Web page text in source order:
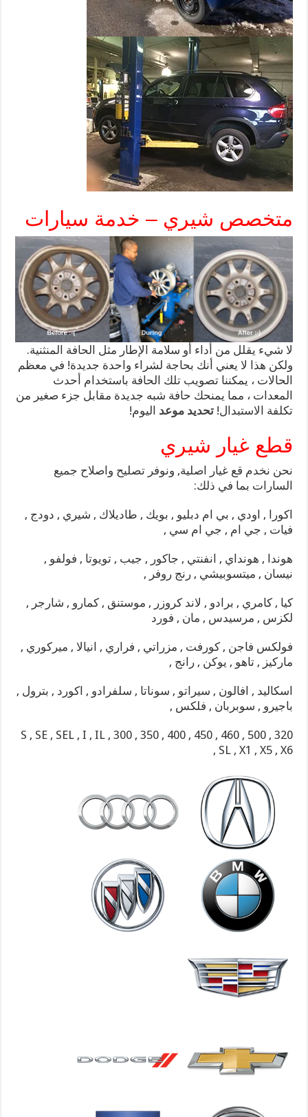
متخصص شيري – خدمة سيارات
لا شيء يقلل من أداء أو سلامة الإطار مثل الحافة المنثنية.
ولكن هذا لا يعني أنك بحاجة لشراء واحدة جديدة! في معظم
الحالات ، يمكننا تصويب تلك الحافة باستخدام أحدث
المعدات ، مما يمنحك حافة شبه جديدة مقابل جزء صغير من
تكلفة الاستبدال!تحديد موعد اليوم!
قطع غيار شيري
نحن نخدم قع غيار اصلية, ونوفر تصليح واصلاح جميع
السارات بما في ذلك:
اكورا , اودي , بي ام دبليو , بويك , طاديلاك , شيري , دودج ,
فيات , جي ام , جي ام سي ,
هوندا , هونداي , انفنتي , جاكور , جيب , تويوتا , فولفو ,
نيسان , ميتسوبيشي , رنج روفر ,
كيا , كامري , برادو , لاند كروزر , موستنق , كمارو , شارجر ,
لكزس , مرسيدس , مان , فورد
فولكس فاجن , كورفت , مزراتي , فراري , انيالا , ميركوري ,
ماركيز , تاهو , يوكن , رانج ,
اسكاليد , افالون , سيراتو , سوناتا , سلفرادو , اكورد , بترول ,
باجيرو , سوبربان , فلكس ,
S , SE , SEL , I , IL , 300 , 350 , 400 , 450 , 460 , 500 , 320
, SL , X1 , X5 , X6